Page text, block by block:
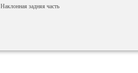
Наклонная задняя часть